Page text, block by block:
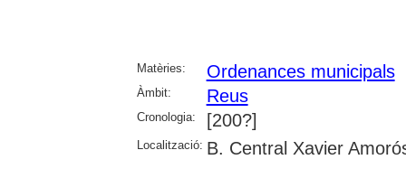
Matèries: Ordenances municipals
Àmbit: Reus
Cronologia: [200?]
Localització: B. Central Xavier